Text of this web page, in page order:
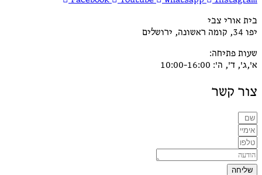
בית אורי צבי
יפו 34, קומה ראשונה, ירושלים
שעות פתיחה:
א',ג', ד', ה': 10:00-16:00
צור קשר
שליחה